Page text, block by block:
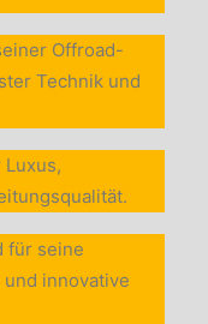
Offroad-
Technik und
Luxus,
für seine
innovative